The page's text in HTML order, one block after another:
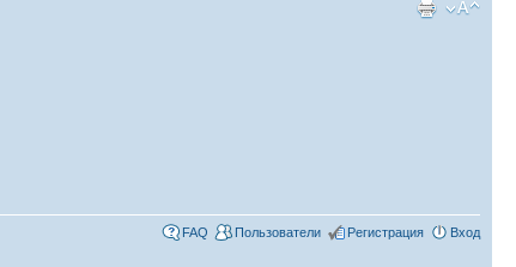
FAQ Пользователи Регистрация Вход